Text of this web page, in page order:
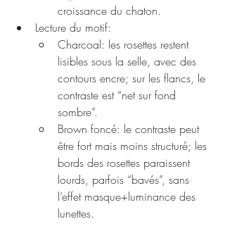
croissance du chaton.
Lecture du motif:
Charcoal: les rosettes restent
lisibles sous la selle, avec des
contours encre; sur les flancs, le
contraste est “net sur fond
sombre”.
Brown foncé: le contraste peut
être fort mais moins structuré; les
bords des rosettes paraissent
lourds, parfois “bavés”, sans
l’effet masque+luminance des
lunettes.